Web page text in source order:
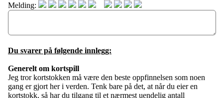
Melding:
Du svarer på følgende innlegg:
Generelt om kortspill
Jeg tror kortstokken må være den beste oppfinnelsen som noen
gang er gjort her i verden. Tenk bare på det, at når du eier en
kortstokk, så har du tilgang til et nærmest uendelig antall